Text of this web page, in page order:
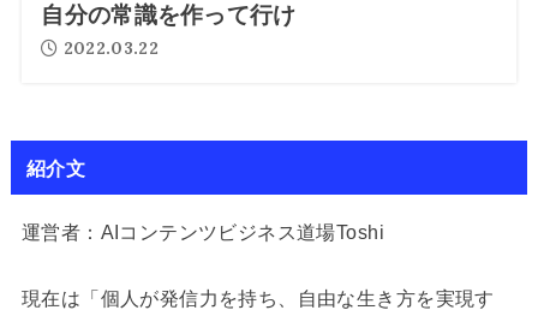
自分の常識を作って行け
2022.03.22
紹介文
運営者：AIコンテンツビジネス道場Toshi
現在は「個人が発信力を持ち、自由な生き方を実現す